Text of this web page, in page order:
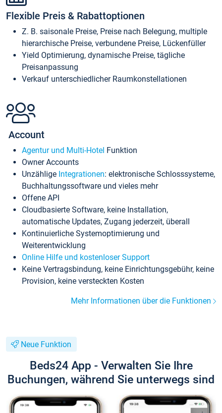
Flexible Preis & Rabattoptionen
Z. B. saisonale Preise, Preise nach Belegung, multiple
hierarchische Preise, verbundene Preise, Lückenfüller
Yield Optimierung, dynamische Preise, tägliche
Preisanpassung
Verkauf unterschiedlicher Raumkonstellationen
Account
Agentur und Multi-Hotel Funktion
Owner Accounts
Unzählige Integrationen: elektronische Schlosssysteme,
Buchhaltungssoftware und vieles mehr
Offene API
Cloudbasierte Software, keine Installation,
automatische Updates, Zugang jederzeit, überall
Kontinuierliche Systemoptimierung und
Weiterentwicklung
Online Hilfe und kostenloser Support
Keine Vertragsbindung, keine Einrichtungsgebühr, keine
Provision, keine versteckten Kosten
Mehr Informationen über die Funktionen
Neue Funktion
Beds24 App - Verwalten Sie Ihre
Buchungen, während Sie unterwegs sind